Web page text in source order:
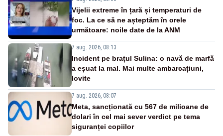
Vijelii extreme în țară și temperaturi de
foc. La ce să ne așteptăm în orele
următoare: noile date de la ANM
7 aug. 2026, 08:13
Incident pe brațul Sulina: o navă de marfă
a eșuat la mal. Mai multe ambarcațiuni,
lovite
7 aug. 2026, 08:07
Meta, sancționată cu 567 de milioane de
dolari în cel mai sever verdict pe tema
siguranței copiilor